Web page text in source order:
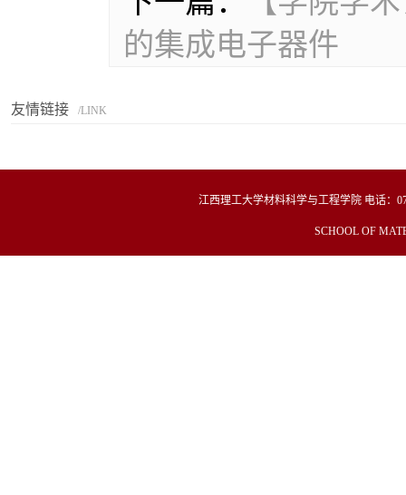
的集成电子器件
友情链接 /LINK
Copyright© 2019 材料冶金化学学部 All
江西理工大学材料科学与工程学院 电话：
SCHOOL OF